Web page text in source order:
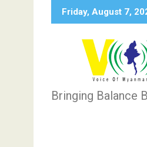
Friday, August 7,
Bringing Balance